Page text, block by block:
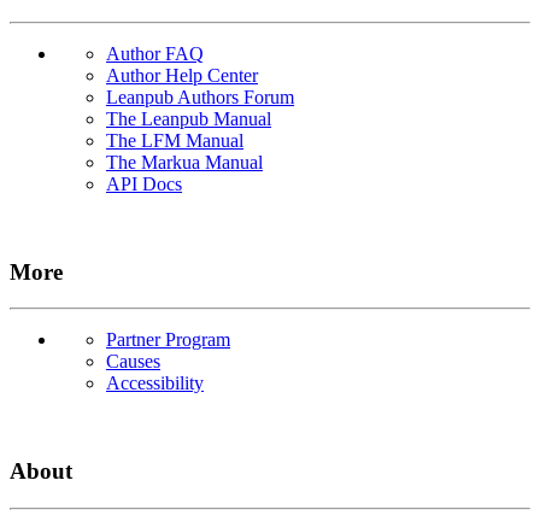
Author FAQ
Author Help Center
Leanpub Authors Forum
The Leanpub Manual
The LFM Manual
The Markua Manual
API Docs
More
Partner Program
Causes
Accessibility
About